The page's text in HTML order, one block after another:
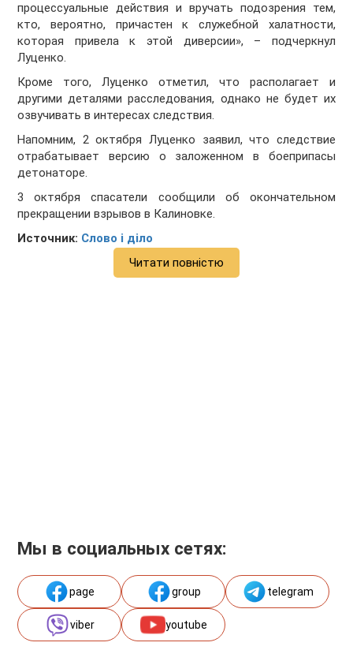
процессуальные действия и вручать подозрения тем,
кто, вероятно, причастен к служебной халатности,
которая привела к этой диверсии», – подчеркнул
Луценко.
Кроме того, Луценко отметил, что располагает и
другими деталями расследования, однако не будет их
озвучивать в интересах следствия.
Напомним, 2 октября Луценко заявил, что следствие
отрабатывает версию о заложенном в боеприпасы
детонаторе.
3 октября спасатели сообщили об окончательном
прекращении взрывов в Калиновке.
Источник: Слово і діло
Читати повністю
Мы в социальных сетях:
page group telegram
viber youtube